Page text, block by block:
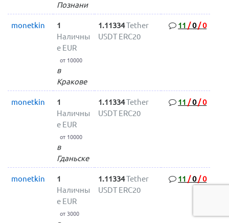
Познани
monetkin
1
Наличны
е EUR
от 10000
в
Кракове
1.11334Tether
USDT ERC20
11 /0/0
monetkin
1
Наличны
е EUR
от 10000
в
Гданьске
1.11334Tether
USDT ERC20
11 /0/0
monetkin
1
Наличны
е EUR
от 3000
1.11334Tether
USDT ERC20
11 /0/0